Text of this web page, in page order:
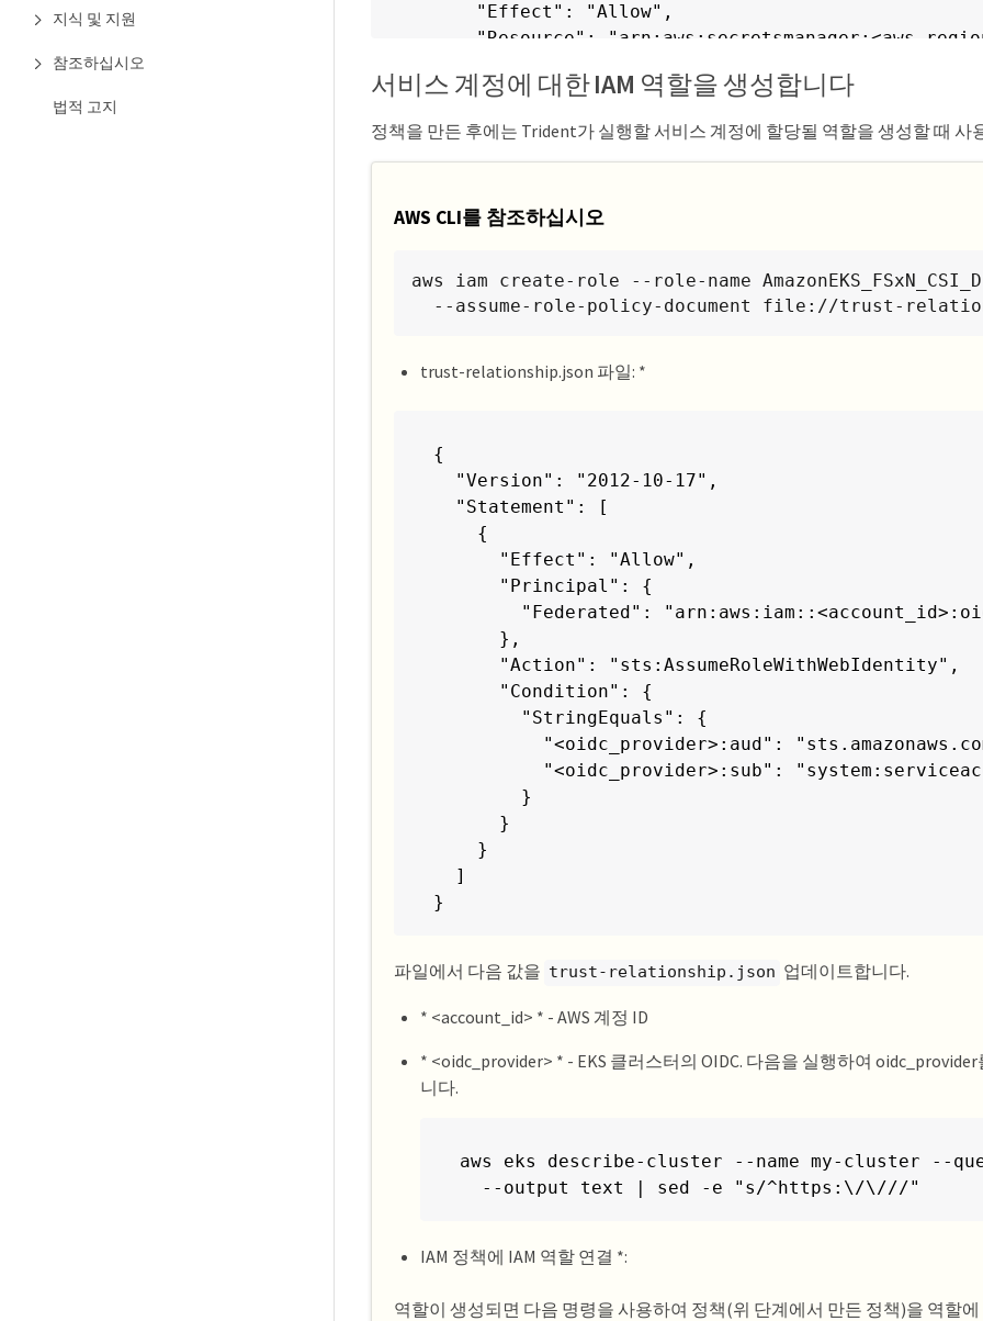
지식 및 지원
참조하십시오
법적 고지
      "Effect": "Allow",
"Resource": "arn:aws:secretsmanager:<aws-
  ],
}
서비스 계정에 대한 IAM 역할을 생성합니다
정책을 만든 후에는 Trident가 실행할 서비스 계정에 할당될 역할을 생성할 때 사
AWS CLI를 참조하십시오
aws iam create-role --role-name
--assume-role-policy-document file://trust-
trust-relationship.json 파일: *
{
  "Version": "2012-10-17",
  "Statement": [
    {
      "Effect": "Allow",
      "Principal": {
"Federated":
      },
      "Action": "sts:AssumeRoleWithWebIdentity",
      "Condition": {
        "StringEquals": {
"<oidc_provider>:aud":
"<oidc_provider>:sub":
        }
      }
    }
  ]
}
파일에서 다음 값을 trust-relationship.json 업데이트합니다.
* <account_id> * - AWS 계정 ID
* <oidc_provider> * - EKS 클러스터의 OIDC. 다음을 실행하여
니다.
aws eks describe-cluster --name my-cluster --
  --output text | sed -e "s/^https:\/\///"
IAM 정책에 IAM 역할 연결 *:
역할이 생성되면 다음 명령을 사용하여 정책(위 단계에서 만든 정책)을 역할